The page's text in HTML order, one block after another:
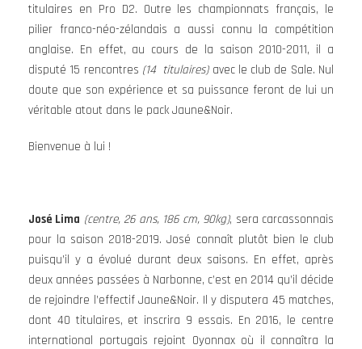
titulaires en Pro D2. Outre les championnats français, le
pilier franco-néo-zélandais a aussi connu la compétition
anglaise. En effet, au cours de la saison 2010-2011, il a
disputé 15 rencontres (14 titulaires)avec le club de Sale. Nul
doute que son expérience et sa puissance feront de lui un
véritable atout dans le pack Jaune&Noir.
Bienvenue à lui !
José Lima (centre, 26 ans, 186 cm, 90kg), sera carcassonnais
pour la saison 2018-2019. José connaît plutôt bien le club
puisqu’il y a évolué durant deux saisons. En effet, après
deux années passées à Narbonne, c’est en 2014 qu’il décide
de rejoindre l’effectif Jaune&Noir. Il y disputera 45 matches,
dont 40 titulaires, et inscrira 9 essais. En 2016, le centre
international portugais rejoint Oyonnax où il connaîtra la